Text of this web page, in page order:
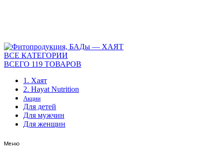
ВСЕ КАТЕГОРИИ
ВСЕГО 119 ТОВАРОВ
1. Хаят
2. Hayat Nutrition
Акции
Для детей
Для мужчин
Для женщин
Меню